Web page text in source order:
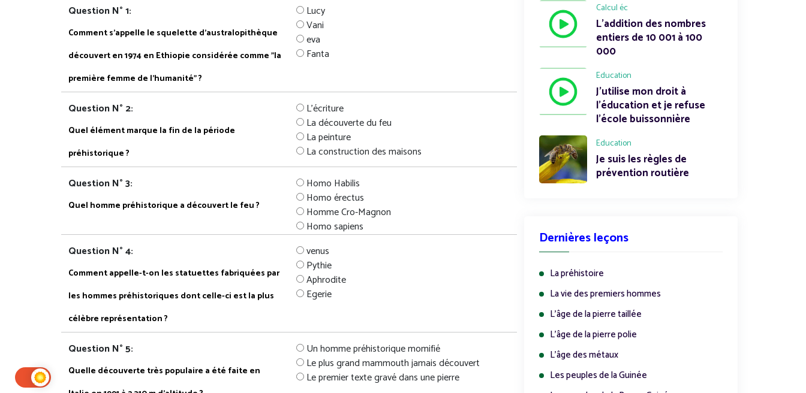
Question N° 1:
Comment s’appelle le squelette d’australopithèque
découvert en 1974 en Ethiopie considérée comme "la
première femme de l'humanité" ?
Lucy
Vani
eva
Fanta
Question N° 2:
Quel élément marque la fin de la période
préhistorique ?
L'écriture
La découverte du feu
La peinture
La construction des maisons
Question N° 3:
Quel homme préhistorique a découvert le feu ?
Homo Habilis
Homo érectus
Homme Cro-Magnon
Homo sapiens
Question N° 4:
Comment appelle-t-on les statuettes fabriquées par
les hommes préhistoriques dont celle-ci est la plus
célèbre représentation ?
venus
Pythie
Aphrodite
Egerie
Question N° 5:
Quelle découverte très populaire a été faite en
Un homme préhistorique momifié
Le plus grand mammouth jamais découvert
Le premier texte gravé dans une pierre
Calcul éc
L'addition des nombres
entiers de 10 001 à 100
000
Education
J'utilise mon droit à
l'éducation et je refuse
l'école buissonnière
Education
Je suis les règles de
prévention routière
Dernières leçons
La préhistoire
La vie des premiers hommes
L'âge de la pierre taillée
L'âge de la pierre polie
L'âge des métaux
Les peuples de la Guinée